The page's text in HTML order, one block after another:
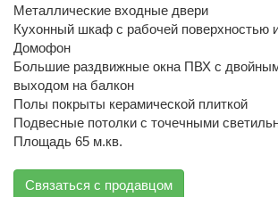
Металлические входные двери
Кухонный шкаф с рабочей поверхностью
Домофон
Большие раздвижные окна ПВХ с
выходом на балкон
Полы покрыты керамической плиткой
Подвесные потолки с точечными
Площадь 65 м.кв.
Связаться с продавцом